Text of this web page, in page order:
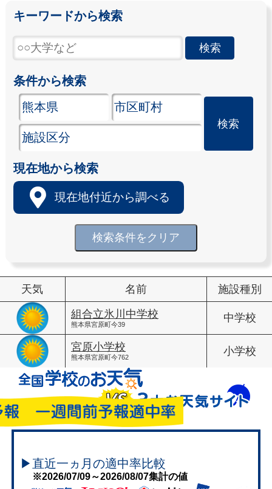
キーワードから検索
条件から検索
現在地から検索
現在地付近から調べる
検索条件をクリア
天気 名前 施設種別
組合立氷川中学校
熊本県宮原町今39
中学校
宮原小学校
熊本県宮原町今762
小学校
▶直近一ヵ月の適中率比較
※2026/07/09～2026/08/07集計の値